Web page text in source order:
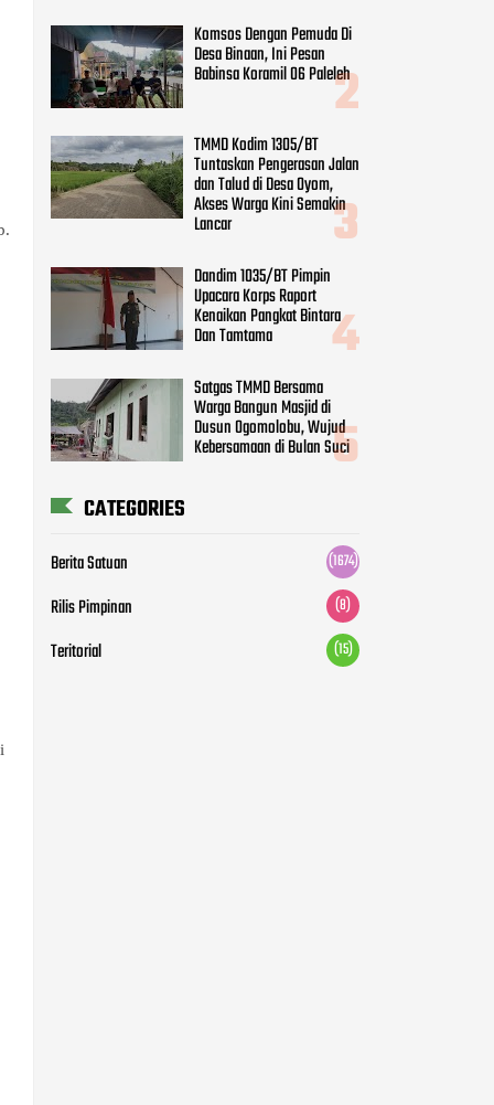
Komsos Dengan Pemuda Di
Desa Binaan, Ini Pesan
Babinsa Koramil 06 Paleleh
TMMD Kodim 1305/BT
Tuntaskan Pengerasan Jalan
dan Talud di Desa Oyom,
Akses Warga Kini Semakin
Lancar
Dandim 1035/BT Pimpin
Upacara Korps Raport
Kenaikan Pangkat Bintara
Dan Tamtama
Satgas TMMD Bersama
Warga Bangun Masjid di
Dusun Ogomolobu, Wujud
Kebersamaan di Bulan Suci
CATEGORIES
Berita Satuan (1674)
Rilis Pimpinan (8)
Teritorial (15)